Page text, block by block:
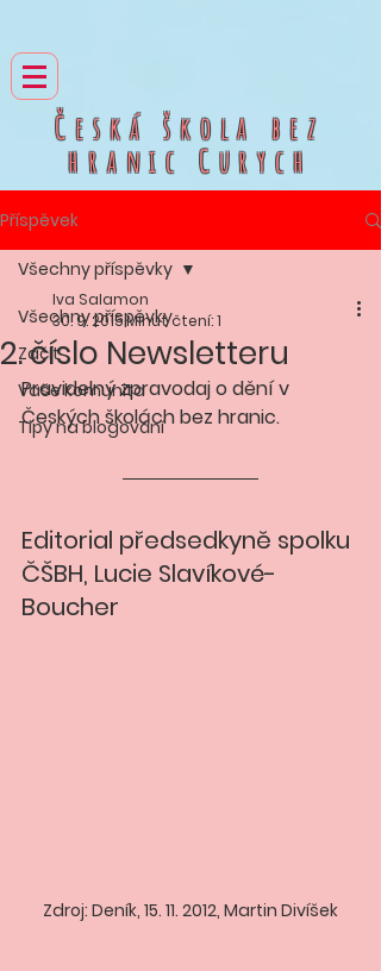
Česká škola bez
hranic
Curych
Příspěvek
Všechny příspěvky
Začít
Vaše komunita
Tipy na blogování
Všechny příspěvky
2. číslo Newsletteru
Iva Salamon
30. 9. 2015Minut čtení: 1
Pravidelný zpravodaj o dění v
Českých školách bez hranic.
Editorial předsedkyně spolku
ČŠBH, Lucie Slavíkové-
Boucher
Zdroj: Deník, 15. 11. 2012, Martin Divíšek